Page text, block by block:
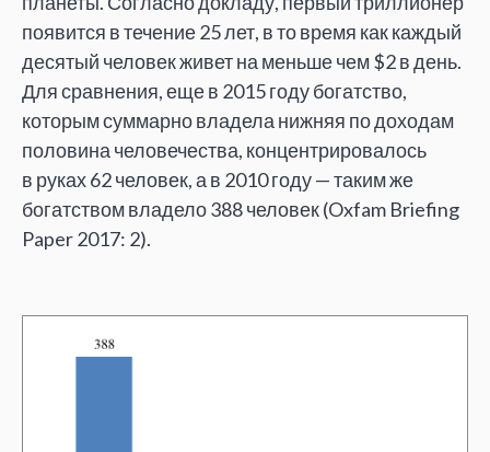
появится втечение 25лет, втовремя как каждый
десятый человек живет на меньше чем $2в день.
Для сравнения, еще в 2015 году богатство,
которым суммарно владела нижняя подоходам
половина человечества, концентрировалось
в руках 62человек, а в 2010 году—такимже
богатством владело 388 человек (Oxfam Briefing
Paper 2017: 2).